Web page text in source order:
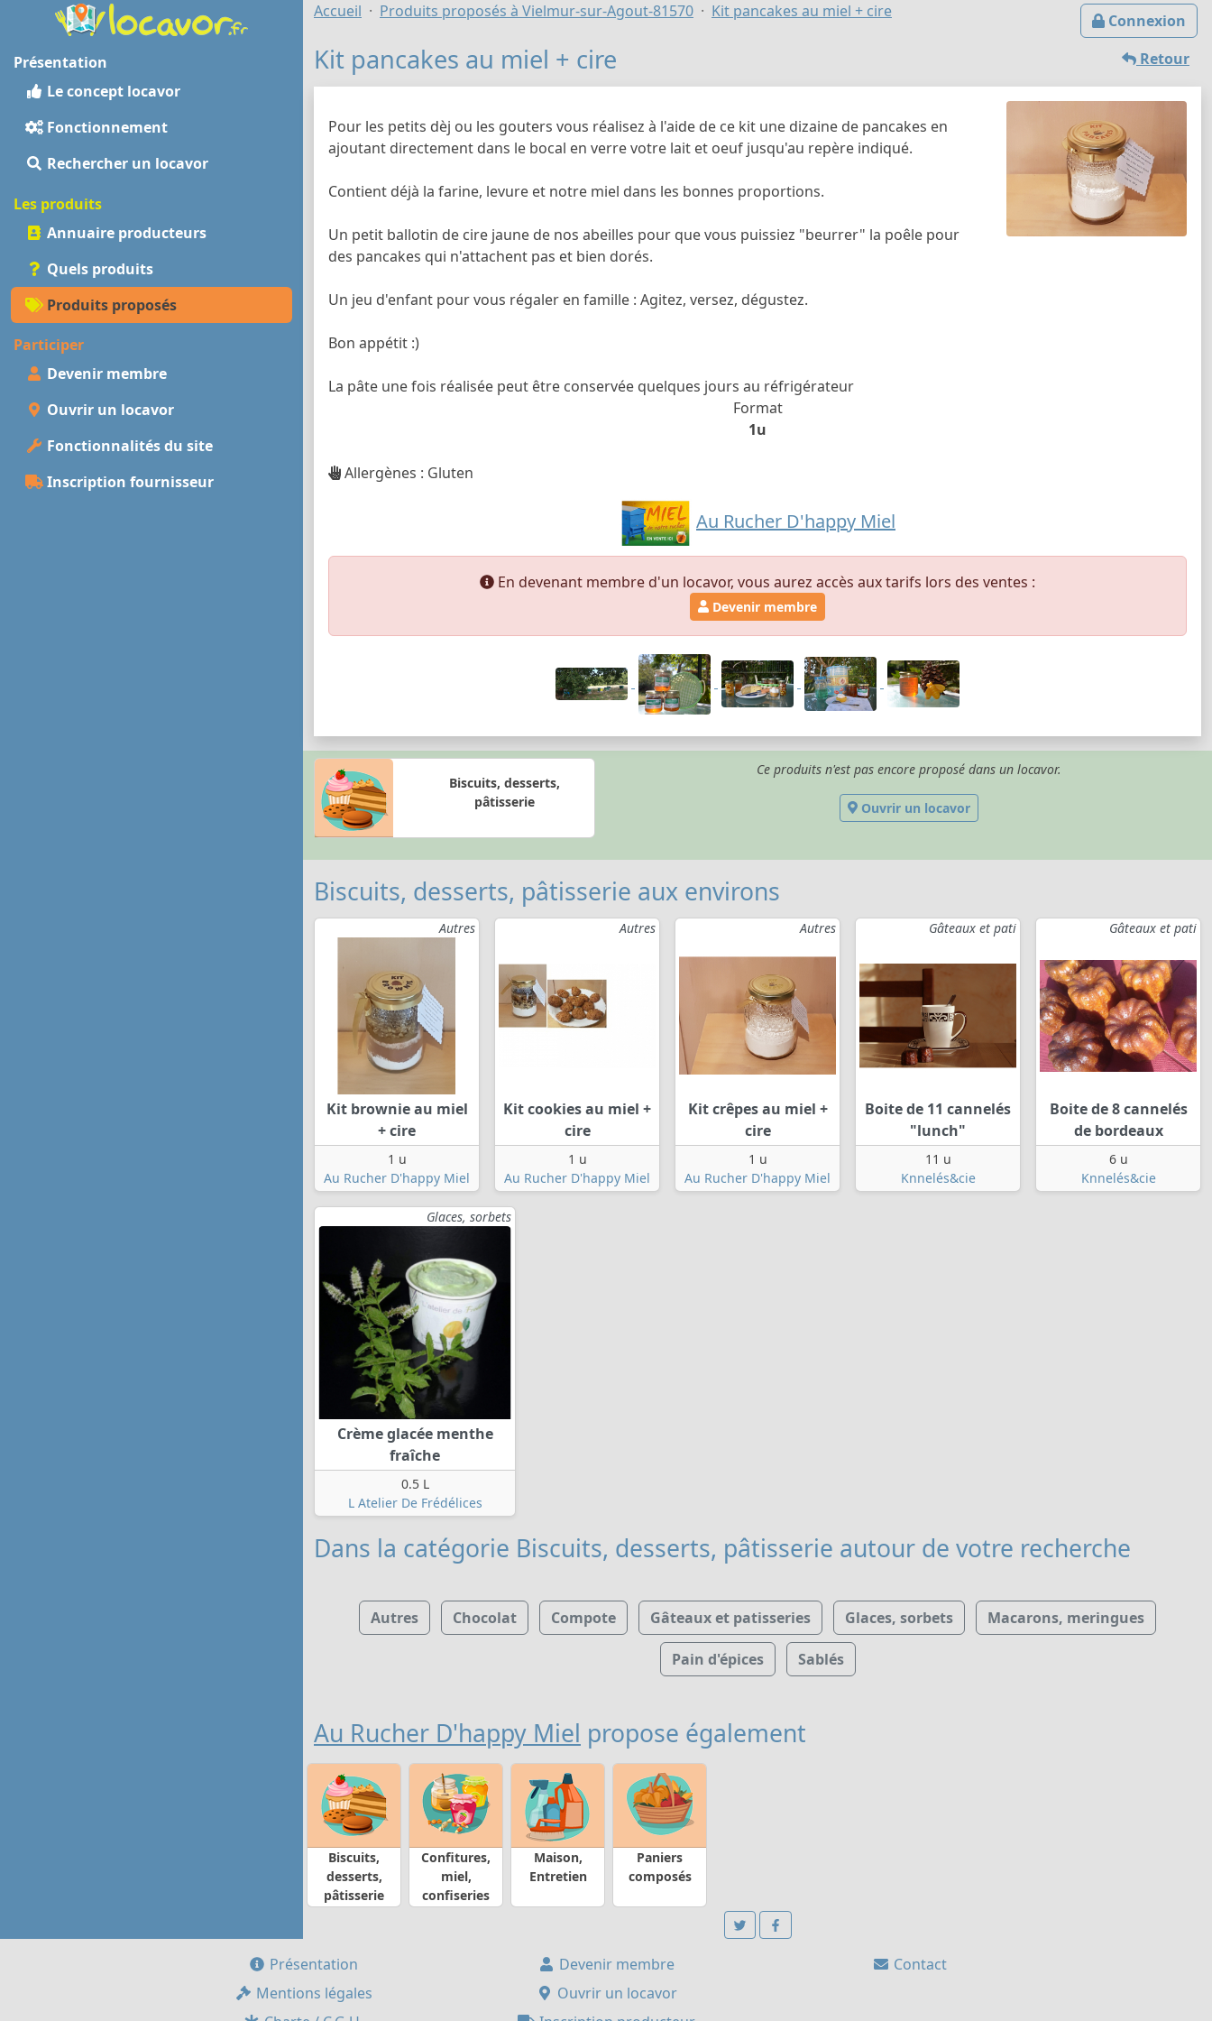
Présentation
Le concept locavor
Fonctionnement
Rechercher un locavor
Les produits
Annuaire producteurs
Quels produits
Produits proposés
Participer
Devenir membre
Ouvrir un locavor
Fonctionnalités du site
Inscription fournisseur
Connexion
Accueil Produits proposés à Vielmur-sur-Agout-81570 Kit pancakes au miel + cire
Retour
Kit pancakes au miel + cire
Pour les petits dèj ou les gouters vous réalisez à l'aide de ce kit une dizaine de pancakes en
ajoutant directement dans le bocal en verre votre lait et oeuf jusqu'au repère indiqué.
Contient déjà la farine, levure et notre miel dans les bonnes proportions.
Un petit ballotin de cire jaune de nos abeilles pour que vous puissiez "beurrer" la poêle pour
des pancakes qui n'attachent pas et bien dorés.
Un jeu d'enfant pour vous régaler en famille : Agitez, versez, dégustez.
Bon appétit :)
La pâte une fois réalisée peut être conservée quelques jours au réfrigérateur
Format
1u
Allergènes : Gluten
Au Rucher D'happy Miel
En devenant membre d'un locavor, vous aurez accès aux tarifs lors des ventes :
Devenir membre
Biscuits, desserts,
pâtisserie
Ce produits n'est pas encore proposé dans un locavor.
Ouvrir un locavor
Biscuits, desserts, pâtisserie aux environs
Autres
Kit brownie au miel
+ cire
1 u
Au Rucher D'happy Miel
Autres
Kit cookies au miel +
cire
1 u
Au Rucher D'happy Miel
Autres
Kit crêpes au miel +
cire
1 u
Au Rucher D'happy Miel
Gâteaux et pati
Boite de 11 cannelés
"lunch"
11 u
Knnelés&cie
Gâteaux et pati
Boite de 8 cannelés
de bordeaux
6 u
Knnelés&cie
Glaces, sorbets
Crème glacée menthe
fraîche
0.5 L
L Atelier De Frédélices
Dans la catégorie Biscuits, desserts, pâtisserie autour de votre recherche
Autres Chocolat Compote Gâteaux et patisseries Glaces, sorbets Macarons, meringues
Pain d'épices Sablés
Au Rucher D'happy Miel propose également
Biscuits,
desserts,
pâtisserie
Confitures,
miel,
confiseries
Maison,
Entretien
Paniers
composés
Présentation
Mentions légales
Devenir membre
Ouvrir un locavor
Contact